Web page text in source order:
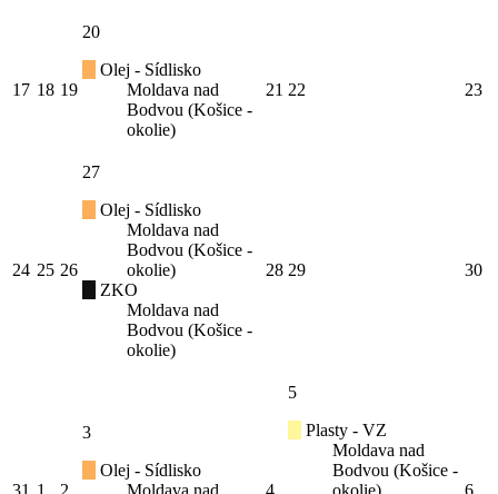
17 18 19
20
Olej - Sídlisko
Moldava nad
Bodvou (Košice -
okolie)
21 22 23
24 25 26
27
Olej - Sídlisko
Moldava nad
Bodvou (Košice -
okolie)
ZKO
Moldava nad
Bodvou (Košice -
okolie)
28 29 30
31 1 2
3
Olej - Sídlisko
Moldava nad
4
5
Plasty - VZ
Moldava nad
Bodvou (Košice -
okolie)
6